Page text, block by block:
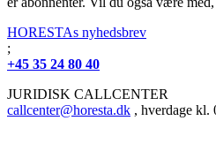
HORESTAs nyhedsbrev
;
+45 35 24 80 40
JURIDISK CALLCENTER
callcenter@horesta.dk , hverdage kl.